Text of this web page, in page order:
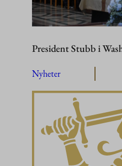
President Stubb i
Nyheter